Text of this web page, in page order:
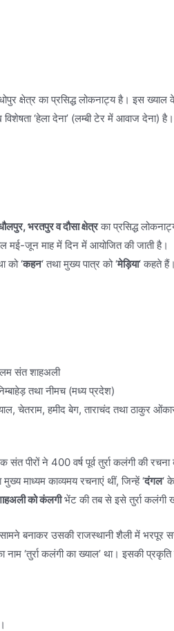
क्षेत्र का प्रसिद्ध लोकनाट्य है। इस
‘हेला देना’ (लम्बी टेर में आवाज देना) है।
भरतपुर व दौसा क्षेत्रका प्रसिद्ध
मई-जून माह में दिन में आयोजित की जाती है।
को ‘कहन‘ तथा मुख्य पात्र को ‘मेड़िया‘ कहते
संत शाहअली
तथा नीमच (मध्य प्रदेश)
चेतराम, हमीद बेग, ताराचंद तथा ठाकुर
संत पीरों ने 400 वर्ष पूर्व तुर्रा कलंगी की रचना
माध्यम काव्यमय रचनाएं थीं, जिन्हें ‘दंगल‘
को कंलगीभेंट की तब से इसे तुर्रा कलंगी
बनाकर उसकी राजस्थानी शैली में भरपूर
‘तुर्रा कलंगी का ख्याल’ था। इसकी